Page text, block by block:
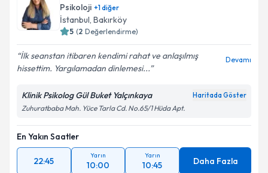
Psikoloji +1diğer
İstanbul, Bakırköy
5 (2 Değerlendirme)
İlk seanstan itibaren kendimi rahat ve anlaşılmış
hissettim. Yargılamadan dinlemesi...
Devamı
Klinik Psikolog Gül Buket Yalçınkaya Haritada Göster
Zuhuratbaba Mah. Yüce Tarla Cd. No.65/1 Hüda Apt.
En Yakın Saatler
22:45
Yarın
10:00
Yarın
10:45 Daha Fazla